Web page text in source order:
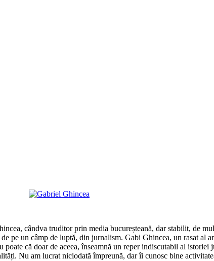
cândva truditor prin media bucureșteană, dar stabilit, de
pe un câmp de luptă, din jurnalism. Gabi Ghincea, un rasat al
că doar de aceea, înseamnă un reper indiscutabil al
Nu am lucrat niciodată împreună, dar îi cunosc bine